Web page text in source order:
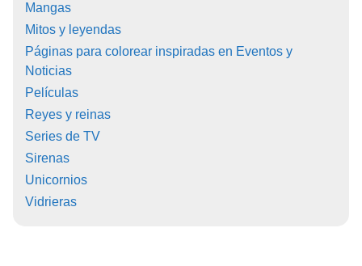
Mangas
Mitos y leyendas
Páginas para colorear inspiradas en Eventos y
Noticias
Películas
Reyes y reinas
Series de TV
Sirenas
Unicornios
Vidrieras